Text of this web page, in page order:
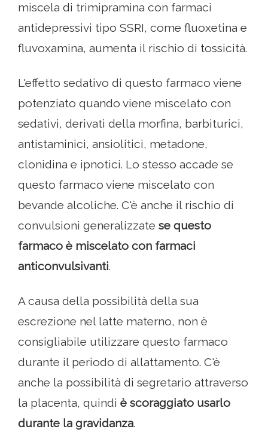
miscela di trimipramina con farmaci
antidepressivi tipo SSRI, come fluoxetina e
fluvoxamina, aumenta il rischio di tossicità.
L'effetto sedativo di questo farmaco viene
potenziato quando viene miscelato con
sedativi, derivati ​​della morfina, barbiturici,
antistaminici, ansiolitici, metadone,
clonidina e ipnotici. Lo stesso accade se
questo farmaco viene miscelato con
bevande alcoliche. C'è anche il rischio di
convulsioni generalizzate se questo
farmaco è miscelato con farmaci
anticonvulsivanti.
A causa della possibilità della sua
escrezione nel latte materno, non è
consigliabile utilizzare questo farmaco
durante il periodo di allattamento. C'è
anche la possibilità di segretario attraverso
la placenta, quindi è scoraggiato usarlo
durante la gravidanza.